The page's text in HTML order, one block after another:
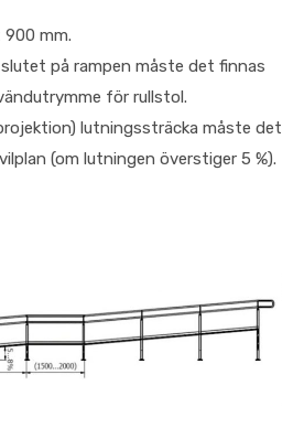
mm.
på rampen måste det finnas
för rullstol.
lutningssträcka måste det
(om lutningen överstiger 5 %).